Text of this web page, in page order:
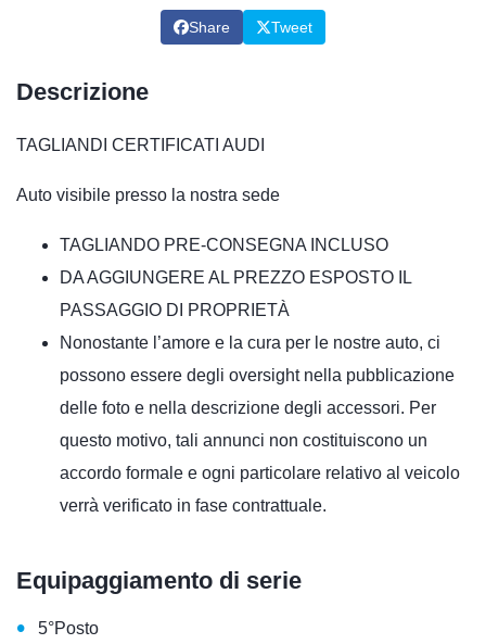
Share Tweet
Descrizione
TAGLIANDI CERTIFICATI AUDI
Auto visibile presso la nostra sede
TAGLIANDO PRE-CONSEGNA INCLUSO
DA AGGIUNGERE AL PREZZO ESPOSTO IL
PASSAGGIO DI PROPRIETÀ
Nonostante l’amore e la cura per le nostre auto, ci
possono essere degli oversight nella pubblicazione
delle foto e nella descrizione degli accessori. Per
questo motivo, tali annunci non costituiscono un
accordo formale e ogni particolare relativo al veicolo
verrà verificato in fase contrattuale.
Equipaggiamento di serie
• 5°Posto